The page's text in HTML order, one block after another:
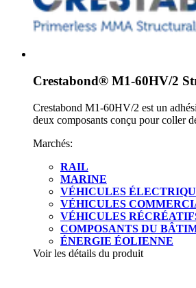
Crestabond® M1-60HV/2
Crestabond M1-60HV/2 est un
deux composants conçu pour coller
Marchés:
RAIL
MARINE
VÉHICULES
VÉHICULES
VÉHICULES
COMPOSANTS DU
ÉNERGIE ÉOLIENNE
Voir les détails du produit